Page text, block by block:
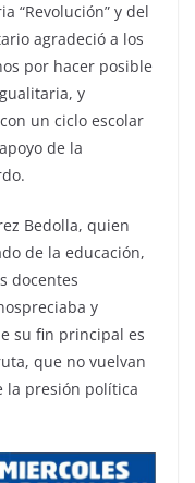
“Revolución” y del
agradeció a los
por hacer posible
y
un ciclo escolar
de la
Bedolla, quien
de la educación,
docentes
y
su fin principal es
que no vuelvan
la presión política